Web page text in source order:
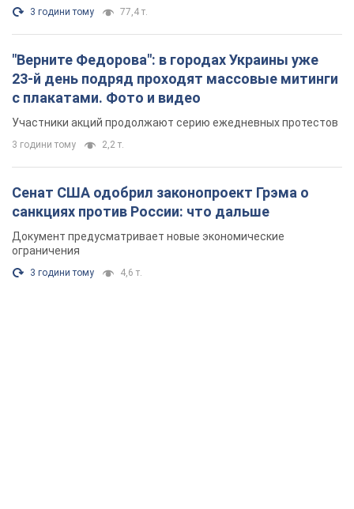
3 години тому 77,4 т.
"Верните Федорова": в городах Украины уже
23-й день подряд проходят массовые митинги
с плакатами. Фото и видео
Участники акций продолжают серию ежедневных протестов
3 години тому 2,2 т.
Сенат США одобрил законопроект Грэма о
санкциях против России: что дальше
Документ предусматривает новые экономические
ограничения
3 години тому 4,6 т.